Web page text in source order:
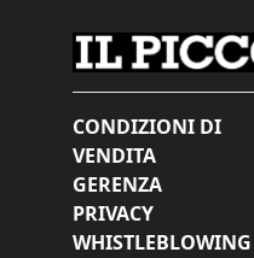
CONDIZIONI DI
VENDITA
GERENZA
PRIVACY
WHISTLEBLOWING